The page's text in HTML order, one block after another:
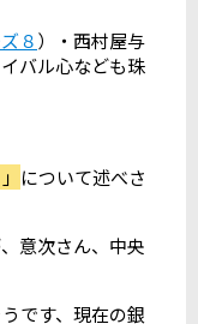
８）・西村屋与
バル心なども珠
について述べさ
意次さん、中央
です、現在の銀